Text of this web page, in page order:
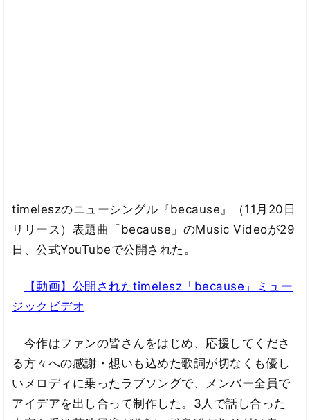
timeleszのニューシングル『because』（11月20日
リリース）表題曲「because」のMusic Videoが29
日、公式YouTubeで公開された。
【動画】公開されたtimelesz「because」ミュー
ジックビデオ
今作はファンの皆さんをはじめ、応援してくださ
る方々への感謝・想いも込めた歌詞が切なくも優し
いメロディに乗ったラブソングで、メンバー全員で
アイデアを出し合って制作した。3人で話し合った